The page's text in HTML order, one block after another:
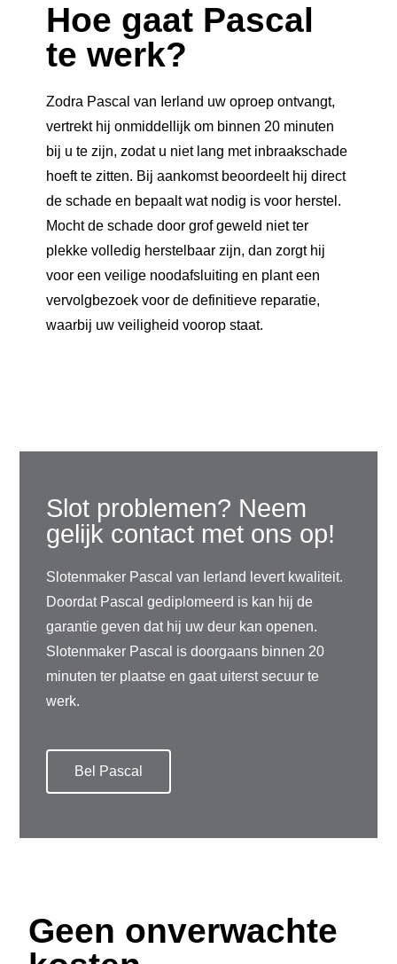
Hoe gaat Pascal
te werk?
Zodra Pascal van Ierland uw oproep ontvangt,
vertrekt hij onmiddellijk om binnen 20 minuten
bij u te zijn, zodat u niet lang met inbraakschade
hoeft te zitten. Bij aankomst beoordeelt hij direct
de schade en bepaalt wat nodig is voor herstel.
Mocht de schade door grof geweld niet ter
plekke volledig herstelbaar zijn, dan zorgt hij
voor een veilige noodafsluiting en plant een
vervolgbezoek voor de definitieve reparatie,
waarbij uw veiligheid voorop staat.
Slot problemen? Neem
gelijk contact met ons op!
Slotenmaker Pascal van Ierland levert kwaliteit.
Doordat Pascal gediplomeerd is kan hij de
garantie geven dat hij uw deur kan openen.
Slotenmaker Pascal is doorgaans binnen 20
minuten ter plaatse en gaat uiterst secuur te
werk.
Bel Pascal
Geen onverwachte